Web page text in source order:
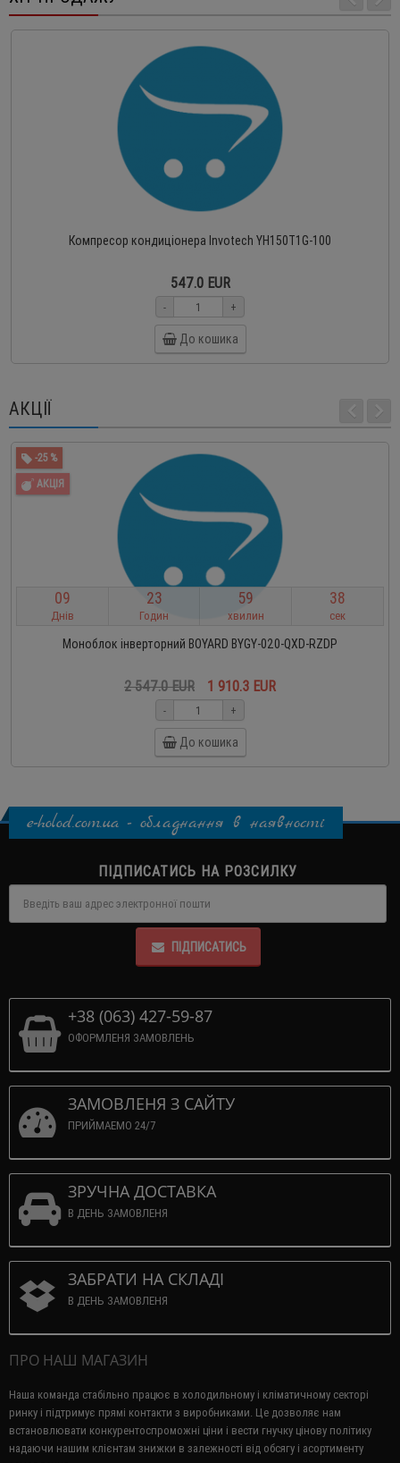
Компресор кондиціонера Invotech YH150T1G-100
547.0 EUR
- +
До кошика
АКЦІЇ
-25 %
АКЦІЯ
09
Днів
23
Годин
59
хвилин
38
сек
Моноблок інверторний BOYARD BYGY-020-QXD-RZDP
2 547.0 EUR 1 910.3 EUR
- +
До кошика
e-holod.com.ua - обладнання в наявності
ПІДПИСАТИСЬ НА РОЗСИЛКУ
ПІДПИСАТИСЬ
+38 (063) 427-59-87
ОФОРМЛЕНЯ ЗАМОВЛЕНЬ
ЗАМОВЛЕНЯ З САЙТУ
ПРИЙМАЕМО 24/7
ЗРУЧНА ДОСТАВКА
В ДЕНЬ ЗАМОВЛЕНЯ
ЗАБРАТИ НА СКЛАДІ
В ДЕНЬ ЗАМОВЛЕНЯ
ПРО НАШ МАГАЗИН
Наша команда стабільно працює в холодильному і кліматичному секторі
ринку і підтримує прямі контакти з виробниками. Це дозволяє нам
встановлювати конкурентоспроможні ціни і вести гнучку цінову політику
надаючи нашим клієнтам знижки в залежності від обсягу і асортименту